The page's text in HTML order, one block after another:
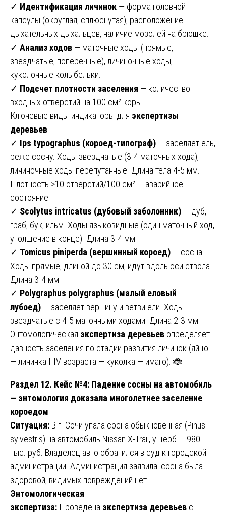
✓ Идентификация личинок — форма головной
капсулы (округлая, сплюснутая), расположение
дыхательных дыхальцев, наличие мозолей на брюшке.
✓ Анализ ходов — маточные ходы (прямые,
звездчатые, поперечные), личиночные ходы,
куколочные колыбельки.
✓ Подсчет плотности заселения — количество
входных отверстий на 100 см² коры.
Ключевые виды-индикаторы для экспертизы
деревьев:
✓ Ips typographus (короед-типограф) — заселяет ель,
реже сосну. Ходы звездчатые (3-4 маточных хода),
личиночные ходы перепутанные. Длина тела 4-5 мм.
Плотность >10 отверстий/100 см² — аварийное
состояние.
✓ Scolytus intricatus (дубовый заболонник) — дуб,
граб, бук, ильм. Ходы языковидные (один маточный ход,
утолщение в конце). Длина 3-4 мм.
✓ Tomicus piniperda (вершинный короед) — сосна.
Ходы прямые, длиной до 30 см, идут вдоль оси ствола.
Длина 3-4 мм.
✓ Polygraphus polygraphus (малый еловый
лубоед) — заселяет вершину и ветви ели. Ходы
звездчатые с 4-5 маточными ходами. Длина 2-3 мм.
Энтомологическая экспертиза деревьев определяет
давность заселения по стадии развития личинок (яйцо
— личинка I-IV возраста — куколка — имаго). 🐞
Раздел 12. Кейс №4: Падение сосны на автомобиль
— энтомология доказала многолетнее заселение
короедом
Ситуация: В г. Сочи упала сосна обыкновенная (Pinus
sylvestris) на автомобиль Nissan X-Trail, ущерб — 980
тыс. руб. Владелец авто обратился в суд к городской
администрации. Администрация заявила: сосна была
здоровой, видимых повреждений нет.
Энтомологическая
экспертиза: Проведена экспертиза деревьев с